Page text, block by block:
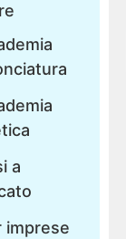
a
imprese